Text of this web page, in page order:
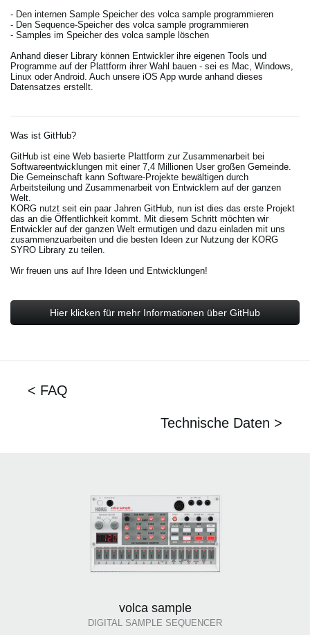
- Den internen Sample Speicher des volca sample programmieren
- Den Sequence-Speicher des volca sample programmieren
- Samples im Speicher des volca sample löschen
Anhand dieser Library können Entwickler ihre eigenen Tools und
Programme auf der Plattform ihrer Wahl bauen - sei es Mac, Windows,
Linux oder Android. Auch unsere iOS App wurde anhand dieses
Datensatzes erstellt.
Was ist GitHub?
GitHub ist eine Web basierte Plattform zur Zusammenarbeit bei
Softwareentwicklungen mit einer 7,4 Millionen User großen Gemeinde.
Die Gemeinschaft kann Software-Projekte bewältigen durch
Arbeitsteilung und Zusammenarbeit von Entwicklern auf der ganzen
Welt.
KORG nutzt seit ein paar Jahren GitHub, nun ist dies das erste Projekt
das an die Öffentlichkeit kommt. Mit diesem Schritt möchten wir
Entwickler auf der ganzen Welt ermutigen und dazu einladen mit uns
zusammenzuarbeiten und die besten Ideen zur Nutzung der KORG
SYRO Library zu teilen.
Wir freuen uns auf Ihre Ideen und Entwicklungen!
Hier klicken für mehr Informationen über GitHub
< FAQ
Technische Daten >
volca sample
DIGITAL SAMPLE SEQUENCER